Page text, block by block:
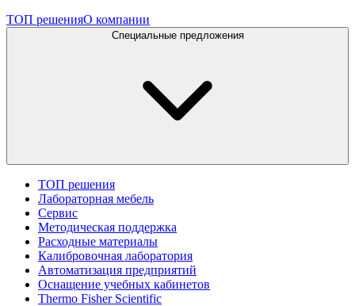
ТОП решенияО компании
Специальные предложения
ТОП решения
Лабораторная мебель
Сервис
Методическая поддержка
Расходные материалы
Калибровочная лаборатория
Автоматизация предприятий
Оснащение учебных кабинетов
Thermo Fisher Scientific